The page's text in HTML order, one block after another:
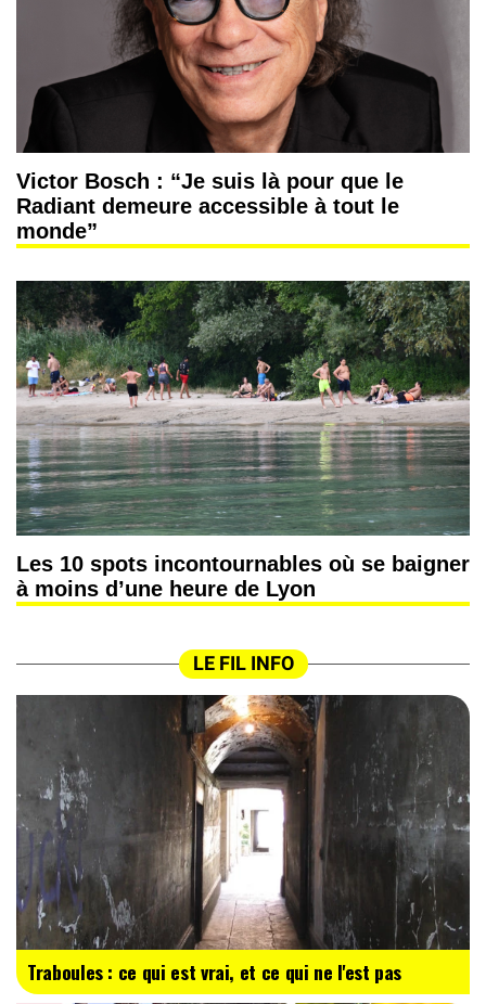
Victor Bosch : “Je suis là pour que le
Radiant demeure accessible à tout le
monde”
Les 10 spots incontournables où se baigner
à moins d’une heure de Lyon
LE FIL INFO
Traboules : ce qui est vrai, et ce qui ne l'est pas